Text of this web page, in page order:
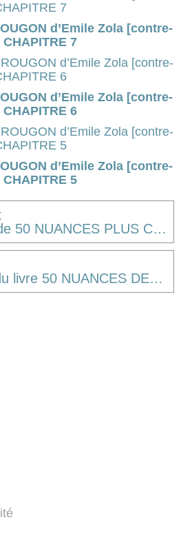
d’Emile Zola [contre-
7
d’Emile Zola [contre-
6
d’Emile Zola [contre-
5
Un résumé rigolo de 50 NUANCES PLUS CLAIRES, le tome 3 de la trilogie FIFTY SHADES de EL James - Partie 4.
Le résumé rigolo du livre 50 NUANCES DE GREY, la vidéo